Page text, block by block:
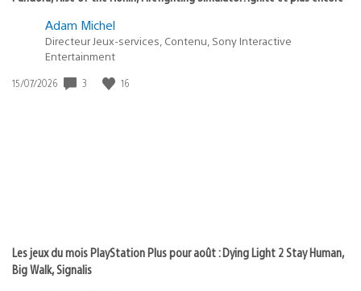
Adam Michel
Directeur Jeux-services, Contenu, Sony Interactive
Entertainment
Date
15/07/2026 3 16
Les jeux du mois PlayStation Plus pour août : Dying Light 2 Stay Human,
Big Walk, Signalis